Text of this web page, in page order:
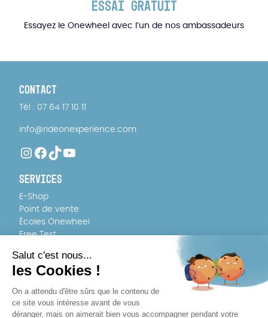
ESSAI GRATUIT
Essayez le Onewheel avec l’un de nos ambassadeurs
CONTACT
Tél : 07 64 17 10 11
info@rideonexperience.com
Instagram Facebook TikTok
YouTube
SERVICES
E-Shop
Point de vente
Écoles Onewheel
Free Test
ÉQUIPE
À propos
Recrutement